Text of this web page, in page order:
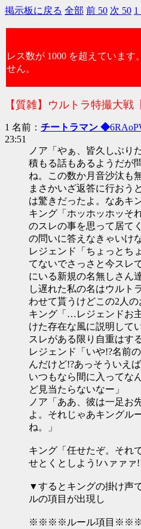
掲示板に戻る 全部 前 50 次 50 1
レス数が 1000 を超えています
せん。
【質雑】ウルトラ特撮大戦
1 名前： チートラマン ◆
23:51
ノア「やぁ、皆久しぶり
積もる話もあるようだが
ね。この数か月音沙汰も
まさかいざ返答に行おう
は驚きだったよ。なあキ
キング「ホッホッホッそ
のスレの事を思って居て
の問いに答えなきゃいけ
レジェンド「ちょっとち
てないでさっさと今スレ
にいる新規の名無しさん
し遅れた私の名はウルト
わせて貰うけどこの2人の
キング「…レジェンドお
けた存在な風に説明して
スレがある限り自重はす
レジェンド「いや!?名前
んだけど!?あっそういえ
いつもなら間に入ってな
ど見当たらないなー」
ノア「ああ、彼は一足お
よ。それじゃあキングル
ね。」
キング「任せたぞ。それ
せとくとしよう!ハァァァ
▼するとキングの掛け声
ルの項目が出現し
※※※※ルール項目